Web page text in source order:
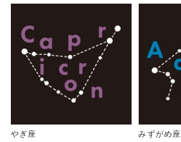
やぎ座 みずがめ座